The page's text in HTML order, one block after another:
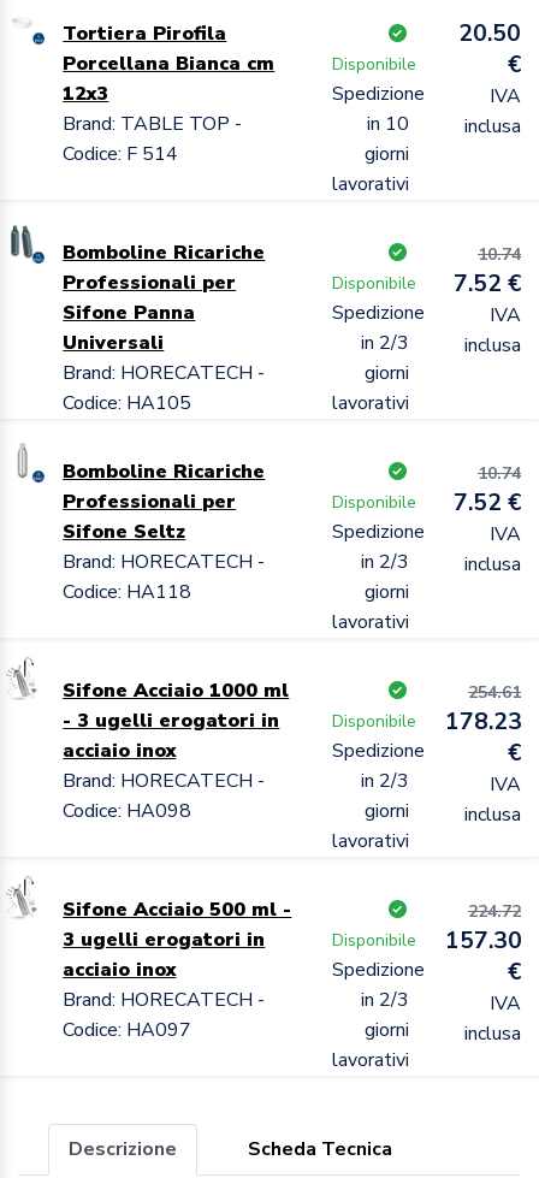
Tortiera Pirofila
Porcellana Bianca cm
12x3
Brand: TABLE TOP -
Codice: F 514
Disponibile
Spedizione
in 10
giorni
lavorativi
20.50
€
IVA
inclusa
Bomboline Ricariche
Professionali per
Sifone Panna
Universali
Brand: HORECATECH -
Codice: HA105
Disponibile
Spedizione
in 2/3
giorni
lavorativi
10.74
7.52 €
IVA
inclusa
Bomboline Ricariche
Professionali per
Sifone Seltz
Brand: HORECATECH -
Codice: HA118
Disponibile
Spedizione
in 2/3
giorni
lavorativi
10.74
7.52 €
IVA
inclusa
Sifone Acciaio 1000 ml
- 3 ugelli erogatori in
acciaio inox
Brand: HORECATECH -
Codice: HA098
Disponibile
Spedizione
in 2/3
giorni
lavorativi
254.61
178.23
€
IVA
inclusa
Sifone Acciaio 500 ml -
3 ugelli erogatori in
acciaio inox
Brand: HORECATECH -
Codice: HA097
Disponibile
Spedizione
in 2/3
giorni
lavorativi
224.72
157.30
€
IVA
inclusa
Descrizione Scheda Tecnica